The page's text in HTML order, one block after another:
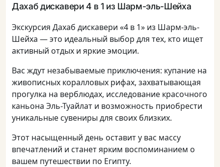
Дахаб дискавери 4 в 1 из Шарм-эль-Шейха
Экскурсия Дахаб дискавери «4 в 1» из Шарм-эль-
Шейха — это идеальный выбор для тех, кто ищет
активный отдых и яркие эмоции.
Вас ждут незабываемые приключения: купание на
живописных коралловых рифах, захватывающая
прогулка на верблюдах, исследование красочного
каньона Эль-Туайлат и возможность приобрести
уникальные сувениры для своих близких.
Этот насыщенный день оставит у вас массу
впечатлений и станет ярким воспоминанием о
вашем путешествии по Египту.